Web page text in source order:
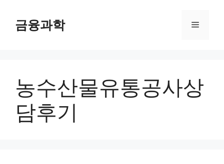
금융과학 메
농수산물유통공사상
담후기